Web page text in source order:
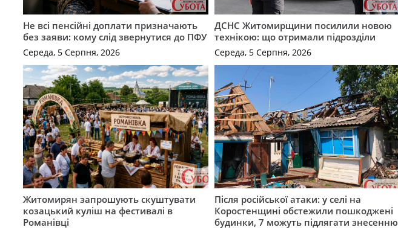
Не всі пенсійні доплати призначають
без заяви: кому слід звернутися до ПФУ
Середа, 5 Серпня, 2026
ДСНС Житомирщини посилили новою
технікою: що отримали підрозділи
Середа, 5 Серпня, 2026
Житомирян запрошують скуштувати
козацький куліш на фестивалі в
Романівці
Після російської атаки: у селі на
Коростенщині обстежили пошкоджені
будинки, 7 можуть підлягати знесенню